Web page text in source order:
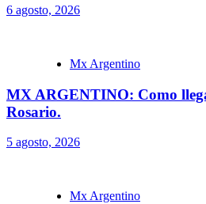
6 agosto, 2026
Mx Argentino
MX ARGENTINO: Como
Rosario.
5 agosto, 2026
Mx Argentino